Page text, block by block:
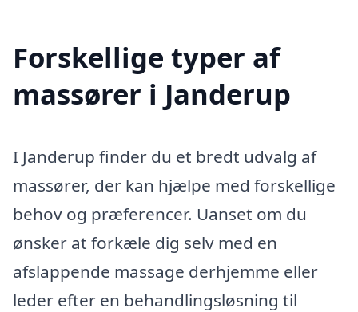
Forskellige typer af
massører i Janderup
I Janderup finder du et bredt udvalg af
massører, der kan hjælpe med forskellige
behov og præferencer. Uanset om du
ønsker at forkæle dig selv med en
afslappende massage derhjemme eller
leder efter en behandlingsløsning til